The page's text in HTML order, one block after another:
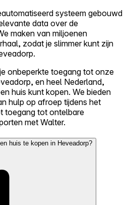
systeem gebouwd
data over de
maken van miljoenen
zodat je slimmer kunt zijn
onbeperkte toegang tot onze
en heel Nederland,
huis kunt kopen. We bieden
hulp op afroep tijdens het
toegang tot ontelbare
met Walter.
huis te kopen in Heveadorp?